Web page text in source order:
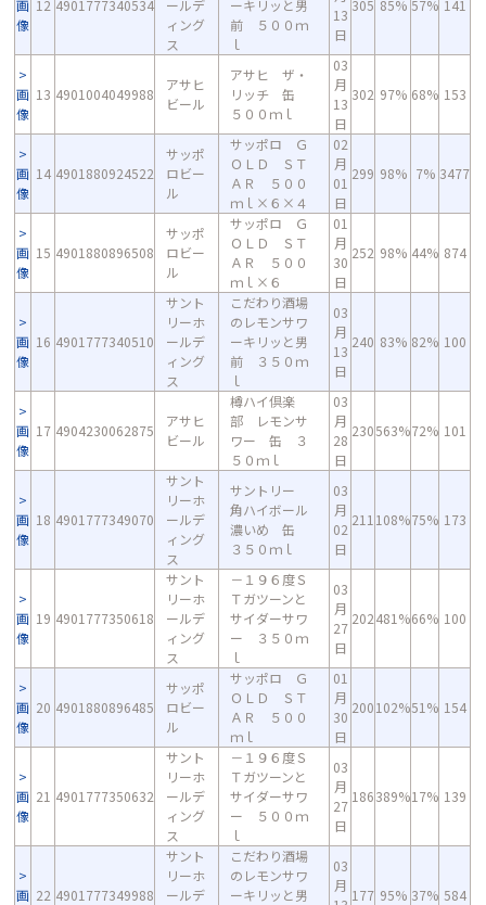
画
像
12 4901777340534
ールデ
ィング
ス
ーキリッと男
前 ５００ｍ
ｌ
13
日
305 85% 57% 141
画
像
13 4901004049988
アサヒ
ビール
アサヒ ザ・
リッチ 缶
５００ｍｌ
03
月
13
日
302 97% 68% 153
画
像
14 4901880924522
サッポ
ロビー
ル
サッポロ Ｇ
ＯＬＤ ＳＴ
ＡＲ ５００
ｍｌ×６×４
02
月
01
日
299 98% 7% 3477
画
像
15 4901880896508
サッポ
ロビー
ル
サッポロ Ｇ
ＯＬＤ ＳＴ
ＡＲ ５００
ｍｌ×６
01
月
30
日
252 98% 44% 874
画
像
16 4901777340510
サント
リーホ
ールデ
ィング
ス
こだわり酒場
のレモンサワ
ーキリッと男
前 ３５０ｍ
ｌ
03
月
13
日
240 83% 82% 100
画
像
17 4904230062875
アサヒ
ビール
樽ハイ倶楽
部 レモンサ
ワー 缶 ３
５０ｍｌ
03
月
28
日
230563%72% 101
画
像
18 4901777349070
サント
リーホ
ールデ
ィング
ス
サントリー
角ハイボール
濃いめ 缶
３５０ｍｌ
03
月
02
日
211 108%75% 173
画
像
19 4901777350618
サント
リーホ
ールデ
ィング
ス
－１９６度Ｓ
Ｔガツーンと
サイダーサワ
ー ３５０ｍ
ｌ
03
月
27
日
202481%66% 100
画
像
20 4901880896485
サッポ
ロビー
ル
サッポロ Ｇ
ＯＬＤ ＳＴ
ＡＲ ５００
ｍｌ
01
月
30
日
200102%51% 154
画
像
21 4901777350632
サント
リーホ
ールデ
ィング
ス
－１９６度Ｓ
Ｔガツーンと
サイダーサワ
ー ５００ｍ
ｌ
03
月
27
日
186389%17% 139
画 22 4901777349988
サント
リーホ
ールデ
こだわり酒場
のレモンサワ
ーキリッと男
03
月
177 95% 37% 584